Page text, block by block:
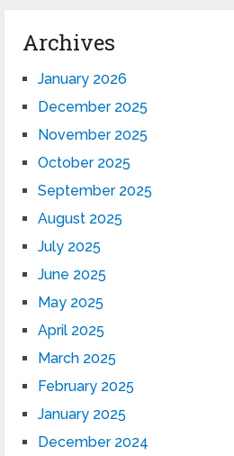
Archives
January 2026
December 2025
November 2025
October 2025
September 2025
August 2025
July 2025
June 2025
May 2025
April 2025
March 2025
February 2025
January 2025
December 2024